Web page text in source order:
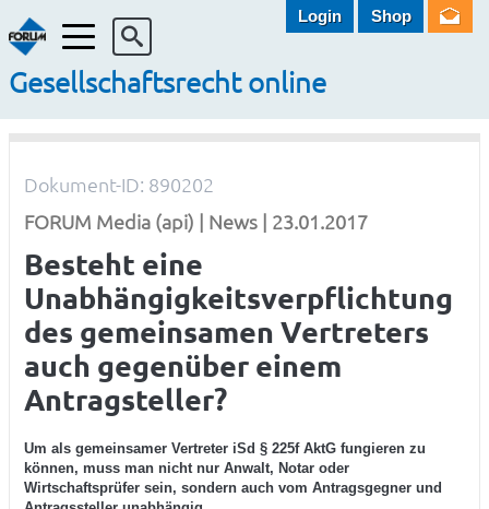
Menü
Gesellschaftsrecht online
Login Shop
Dokument-ID: 890202
FORUM Media (api) | News | 23.01.2017
Besteht eine
Unabhängigkeitsverpflichtung
des gemeinsamen Vertreters
auch gegenüber einem
Antragsteller?
Um als gemeinsamer Vertreter iSd § 225f AktG fungieren zu
können, muss man nicht nur Anwalt, Notar oder
Wirtschaftsprüfer sein, sondern auch vom Antragsgegner und